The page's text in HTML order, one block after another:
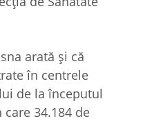
arată și că
în centrele
de la începutul
34.184 de